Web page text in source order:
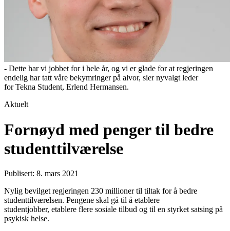
- Dette har vi jobbet for i hele år, og vi er glade for at regjeringen
endelig har tatt våre bekymringer på alvor, sier nyvalgt leder
for Tekna Student, Erlend Hermansen.
Aktuelt
Fornøyd med penger til bedre
studenttilværelse
Publisert: 8. mars 2021
Nylig bevilget regjeringen 230 millioner til tiltak for å bedre
studenttilværelsen. Pengene skal gå til å etablere
studentjobber, etablere flere sosiale tilbud og til en styrket satsing på
psykisk helse.